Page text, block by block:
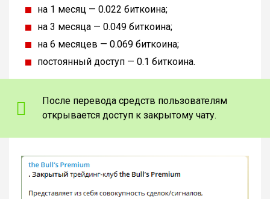
на 1 месяц — 0.022 биткоина;
на 3 месяца — 0.049 биткоина;
на 6 месяцев — 0.069 биткоина;
постоянный доступ — 0.1 биткоина.
После перевода средств пользователям
открывается доступ к закрытому чату.